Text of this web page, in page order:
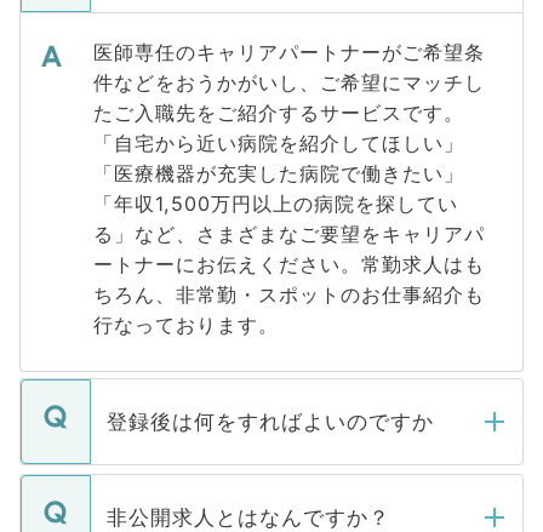
医師専任のキャリアパートナーがご希望条
件などをおうかがいし、ご希望にマッチし
たご入職先をご紹介するサービスです。
「自宅から近い病院を紹介してほしい」
「医療機器が充実した病院で働きたい」
「年収1,500万円以上の病院を探してい
る」など、さまざまなご要望をキャリアパ
ートナーにお伝えください。常勤求人はも
ちろん、非常勤・スポットのお仕事紹介も
行なっております。
登録後は何をすればよいのですか
ご登録いただきましたら、弊社担当者がご
登録内容を確認し、その後メールもしくは
非公開求人とはなんですか？